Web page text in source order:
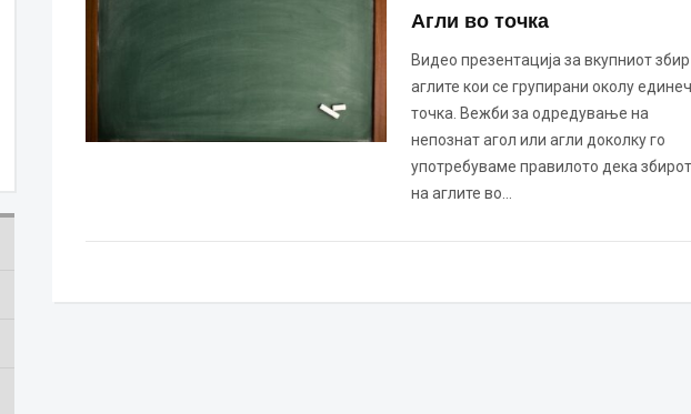
Агли во точка
Видео презентација за вкупниот
аглите кои се групирани околу
точка. Вежби за одредување на
непознат агол или агли доколку го
употребуваме правилото дека збирот
на аглите во…